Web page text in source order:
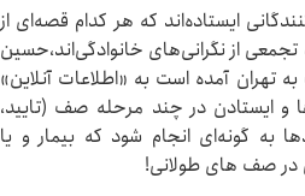
مقابل داروخانه ۱۳ آبان مراجعه‌کنندگانی ایستاده‌اند که هر کدام قصه‌ای از
از نگرانی‌های خانوادگی‌اند،حسین
تهران آمده است به «اطلاعات آنلاین»
و ایستادن در چند مرحله صف (تایید،
به گونه‌ای انجام شود که بیمار و یا
در صف های طولانی!